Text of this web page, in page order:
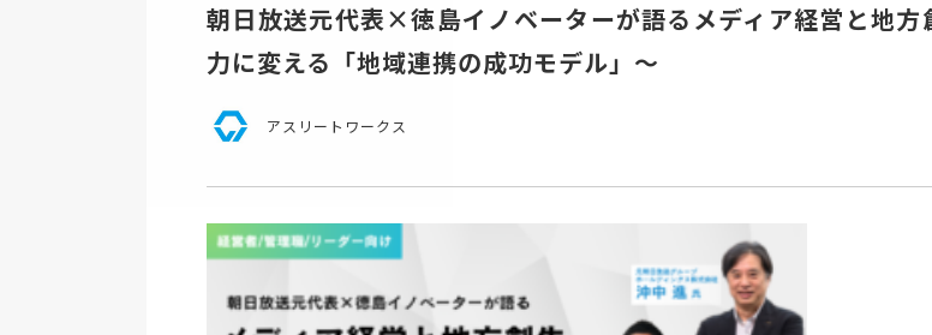
朝日放送元代表×徳島イノベーターが語るメディア経営と地
力に変える「地域連携の成功モデル」～
アスリートワークス